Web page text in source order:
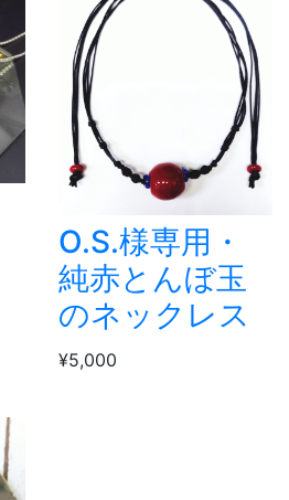
O.S.様専用・
純赤とんぼ玉
のネックレス
¥5,000